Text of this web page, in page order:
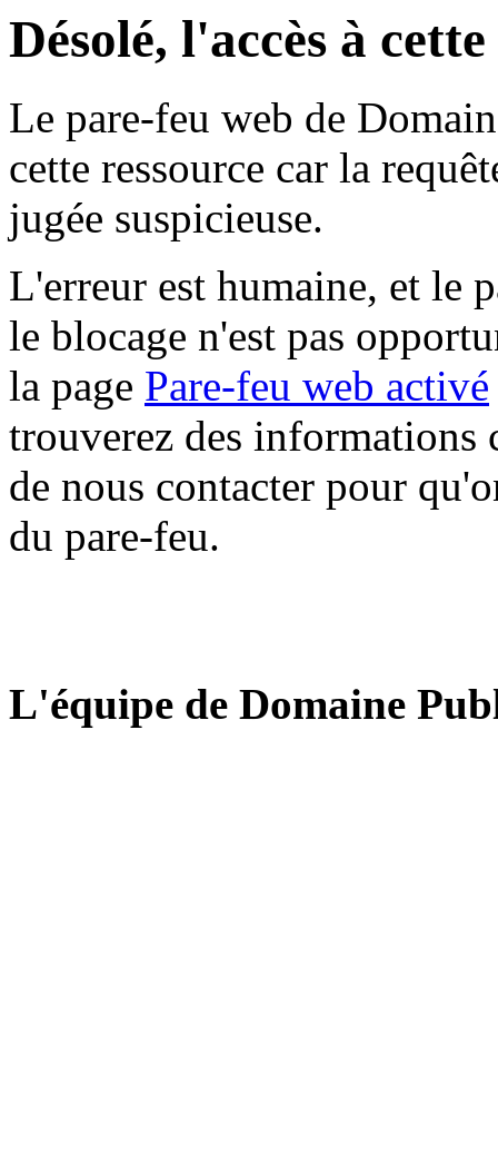
Désolé, l'accès à
Le pare-feu web de
cette ressource car la
jugée suspicieuse.
L'erreur est humaine, et le
le blocage n'est pas
la page Pare-feu web activé
trouverez des informations
de nous contacter pour
du pare-feu.
L'équipe de Domaine